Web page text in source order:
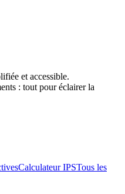
et accessible.
: tout pour éclairer la
Calculateur IPSTous les